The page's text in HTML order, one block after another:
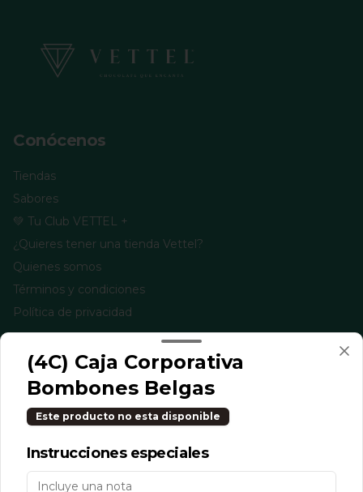
Conócenos
Tiendas
Sabores
💚 Tu Club VETTEL +
¿Quieres tener una tienda Vettel?
Quienes somos
Términos y condiciones
Política de privacidad
Instagram
Facebook
TikTok
Mi cuenta
(4C) Caja Corporativa
Bombones Belgas
Este producto no esta disponible
Instrucciones especiales